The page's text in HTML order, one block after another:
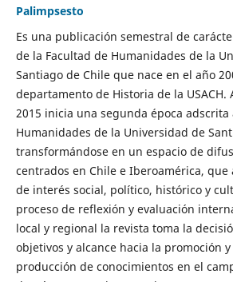
Palimpsesto
Es una publicación semestral de
de la Facultad de Humanidades de la
Santiago de Chile que nace en el año
departamento de Historia de la
2015 inicia una segunda época adscrita
Humanidades de la Universidad de
transformándose en un espacio de
centrados en Chile e Iberoamérica,
de interés social, político, histórico y
proceso de reflexión y evaluación
local y regional la revista toma la
objetivos y alcance hacia la promoción
producción de conocimientos en el